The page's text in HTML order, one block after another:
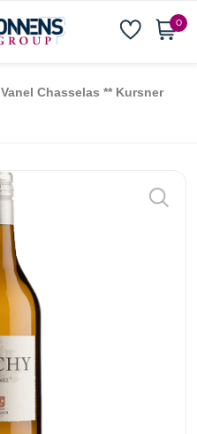
0
Vanel Chasselas ** Kursner